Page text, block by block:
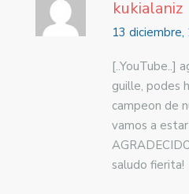
kukialaniz
13
[..YouTube..]
guille, podes
campeon de
vamos a
saludo fierita!